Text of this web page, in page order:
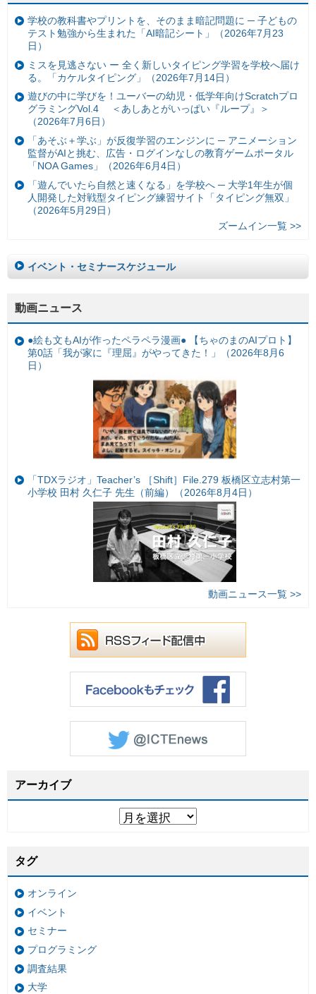
学校の教科書やプリントを、そのまま暗記問題に ─ 子どもの
テスト勉強から生まれた「AI暗記シート」（2026年7月23
日）
ミスを見逃さない ー 全く新しいタイピング学習を学校へ届け
る。「カケルタイピング」（2026年7月14日）
遊びの中に学びを！ユーバーの幼児・低学年向けScratchプロ
グラミングVol.4 ＜あしあとがいっぱい『ループ』＞
（2026年7月6日）
「あそぶ＋学ぶ」が反復学習のエンジンに ─ アニメーション
監督がAIと挑む、広告・ログインなしの教育ゲームポータル
「NOA Games」（2026年6月4日）
「遊んでいたら自然と速くなる」を学校へ ─ 大学1年生が個
人開発した対戦型タイピング練習サイト「タイピング無双」
（2026年5月29日）
ズームイン一覧 >>
イベント・セミナースケジュール
動画ニュース
●絵も文もAIが作ったペラペラ漫画● 【ちゃのまのAIプロト】
第0話「我が家に『理屈』がやってきた！」（2026年8月6
日）
「TDXラジオ」Teacher’s ［Shift］File.279 板橋区立志村第一
小学校 田村 久仁子 先生（前編）（2026年8月4日）
動画ニュース一覧 >>
アーカイブ
タグ
オンライン
イベント
セミナー
プログラミング
調査結果
大学